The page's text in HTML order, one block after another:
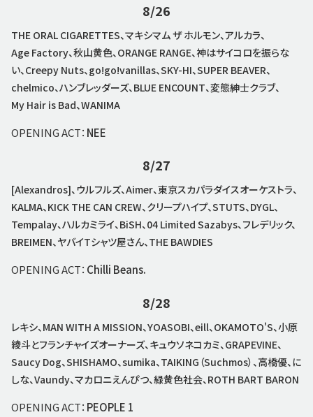
8/26
THE ORAL CIGARETTES、マキシマム ザ ホルモン、アルカラ、
Age Factory、秋山黄色、ORANGE RANGE、神はサイコロを振らな
い、Creepy Nuts、go!go!vanillas、SKY-HI、SUPER BEAVER、
chelmico、ハンブレッダーズ、BLUE ENCOUNT、変態紳士クラブ、
My Hair is Bad、WANIMA
OPENING ACT： NEE
8/27
[Alexandros]、ウルフルズ、Aimer、東京スカパラダイスオーケストラ、
KALMA、KICK THE CAN CREW、クリープハイプ、STUTS、DYGL、
Tempalay、ハルカミライ、BiSH、04 Limited Sazabys、フレデリック、
BREIMEN、ヤバイTシャツ屋さん、THE BAWDIES
OPENING ACT： Chilli Beans.
8/28
レキシ、MAN WITH A MISSION、YOASOBI、eill、OKAMOTO'S、小原
綾斗とフランチャイズオーナーズ、キュウソネコカミ、GRAPEVINE、
Saucy Dog、SHISHAMO、sumika、TAIKING（Suchmos）、高橋優、に
しな、Vaundy、マカロニえんぴつ、緑黄色社会、ROTH BART BARON
OPENING ACT： PEOPLE 1